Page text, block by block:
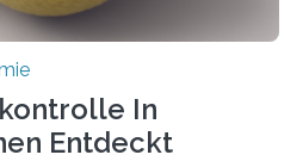
In
Entdeckt